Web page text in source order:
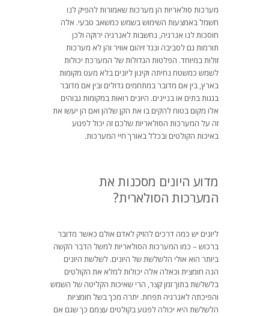
מערכות סולאריות הן מערכות שאמורות להפיק לנו
חשמל באמצעות השימוש בשמש כמשאב טבעי. אלה
חוסכות לנו אנרגיה, נחשבות לאנרגיה ירוקה ולכן
תורמות גם לסביבה ונגד זיהום אוויר והן לא מערכות
זולות במיוחד. הפלטות הגדולות של המערכת יכולות
לשמש כמשטח נחיתה וקינון ליונים בלא מעט מקומות
בארץ, בין אם מדובר במתחמים גדולים ובין אם מדובר
בגגות בתים או בניינים. היונים רואות במקומות גבוהים
אלו מקום בטוח להקים בו את הקן שלהן ואם הן יעשו את
זה על המערכות הסולאריות שלכם זה יכול לפגוע
באיכות הקולטים ובכלל באורך חיי המערכות.
מדוע היונים מסכנות את
המערכות הסולארית?
ליונים יש כמה דרכים להזיק לאדם אולם כאשר מדובר
ברכוש – כמו המערכות הסולאריות למשל הדבר הקשה
ביותר הוא אולי הלשלשת של היונים. לשלשת היונים
הנה חומצית וכאלה אלה יכולות למלא את הקולטים
בלשלשת בתוך זמן קצר, הרי שאיכות הקליטה של השמש
והפיכתה לאנרגיה תפחת. יתרה מכך בשל חומציות
הלשלשת היא יכולה לפגוע בקולטים עצמם כך שגם אם